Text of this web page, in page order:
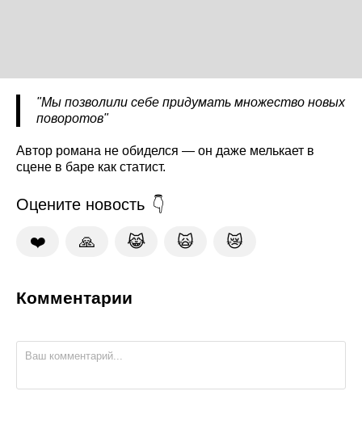
"Мы позволили себе придумать множество новых
поворотов"
Автор романа не обиделся — он даже мелькает в
сцене в баре как статист.
Оцените новость
❤️ 🙏 😹 🙀 😿
Комментарии